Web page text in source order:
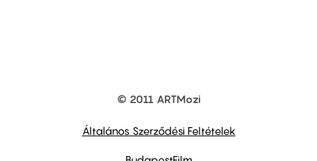
© 2011 ARTMozi
Általános Szerződési Feltételek